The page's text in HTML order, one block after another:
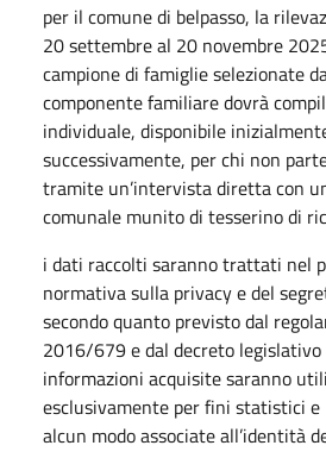
per il comune di belpasso, la
20 settembre al 20 novembre
campione di famiglie selezionate
componente familiare dovrà
individuale, disponibile
successivamente, per chi non
tramite un’intervista diretta con
comunale munito di tesserino di
i dati raccolti saranno trattati nel
normativa sulla privacy e del
secondo quanto previsto dal
2016/679 e dal decreto
informazioni acquisite saranno
esclusivamente per fini statistici
alcun modo associate all’identità